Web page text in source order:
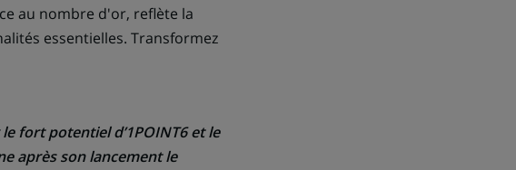
au nombre d'or, reflète la
essentielles. Transformez
fort potentiel d’1POINT6 et le
après son lancement le